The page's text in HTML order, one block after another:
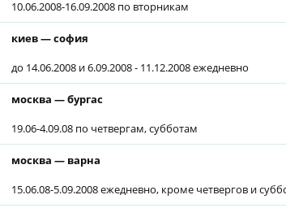
10.06.2008-16.09.2008 по вторникам
киев — софия
до 14.06.2008 и 6.09.2008 - 11.12.2008 ежедневно
москва — бургас
19.06-4.09.08 по четвергам, субботам
москва — варна
15.06.08-5.09.2008 ежедневно, кроме четвергов и